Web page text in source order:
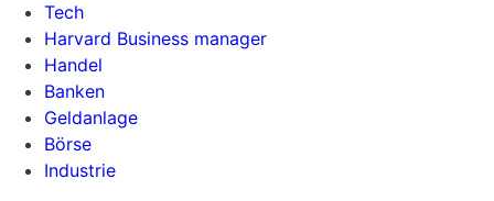
Tech
Harvard Business manager
Handel
Banken
Geldanlage
Börse
Industrie